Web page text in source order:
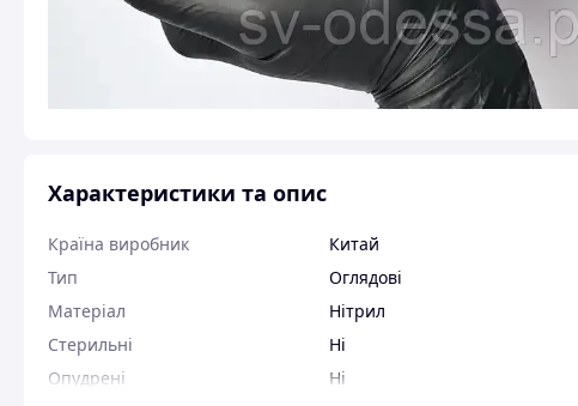
Характеристики та опис
Країна виробник
Китай
Тип
Оглядові
Матеріал
Нітрил
Стерильні
Ні
Опудрені
Ні